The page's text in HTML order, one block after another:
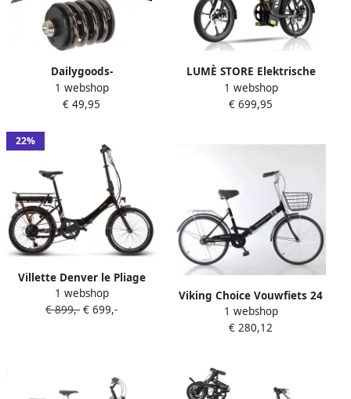
Dailygoods-
Achterschokdemper Hoge
Sterkte Vouwfiets Stalen As
Bewerkt Lichtgewicht
Schokdemper
1 webshop
€ 49,95
LUMÈ STORE Elektrische
Fiets 16 Inch – Vouwfiets
250W Motor – Tot 25 km u –
1 webshop
€ 699,95
22%
Villette Denver le Pliage
vouwfiets e-bike 10.4 Matt
Black
1 webshop
€ 899,- € 699,-
Viking Choice Vouwfiets 24
inch zonder versnellingen
zwart
1 webshop
€ 280,12